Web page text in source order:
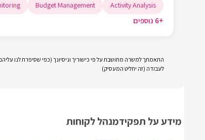
Activity Analysis
Budget Management
+6 נוספים
התאמתך למשרה מחושבת על פי כישוריך וניסיונך (כפי שסיפרת לנו
לעבודה (זה יחליט המעסיק)
מידע על תפקידמנהל לקוחות